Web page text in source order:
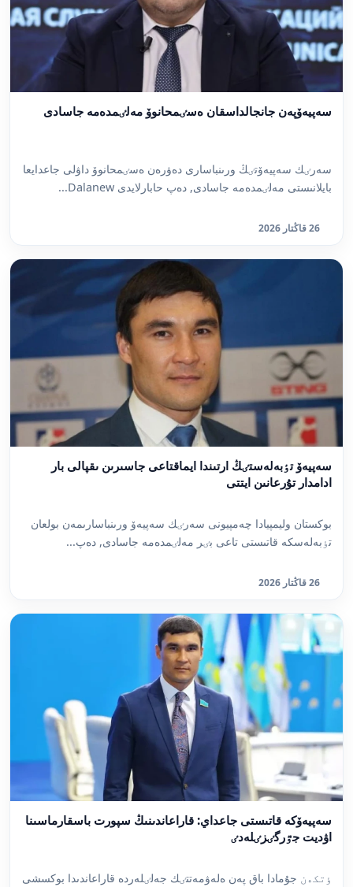
سەپيەۆپەن جانجالداسقان ەسٸمحانوۆ مەلٸمدەمە جاسادى
سەرٸك سەپيەۆتٸڭ ورىنباسارى دەۋرەن ەسٸمحانوۆ داۋلى جاعدايعا
بايلانىستى مەلٸمدەمە جاسادى, دەپ حابارلايدى Dalanew...
26 قاڭتار 2026
سەپيەۆ تٶبەلەستٸڭ ارتىندا ايماقتاعى جاسىرىن ىقپالى بار
ادامدار تۇرعانىن ايتتى
بوكستان وليمپيادا چەمپيونى سەرٸك سەپيەۆ ورىنباسارىمەن بولعان
تٶبەلەسكە قاتىستى تاعى بٸر مەلٸمدەمە جاسادى, دەپ...
26 قاڭتار 2026
سەپيەۆكە قاتىستى جاعداي: قاراعاندىنىڭ سپورت باسقارماسىنا
اۋديت جٷرگٸزٸلەدٸ
ٶتكەن جۇمادا باق پەن ەلەۋمەتتٸك جەلٸلەردە قاراعاندىدا بوكسشى